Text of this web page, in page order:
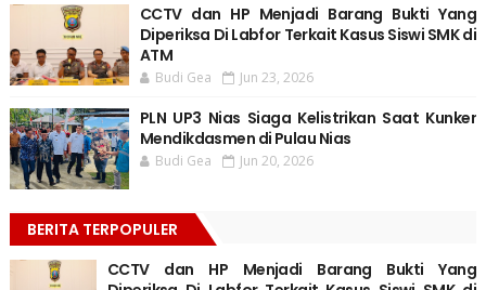
CCTV dan HP Menjadi Barang Bukti Yang
Diperiksa Di Labfor Terkait Kasus Siswi SMK di
ATM
Budi Gea Jun 23, 2026
PLN UP3 Nias Siaga Kelistrikan Saat Kunker
Mendikdasmen di Pulau Nias
Budi Gea Jun 20, 2026
BERITA TERPOPULER
CCTV dan HP Menjadi Barang Bukti Yang